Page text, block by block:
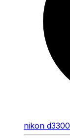
nikon d3300